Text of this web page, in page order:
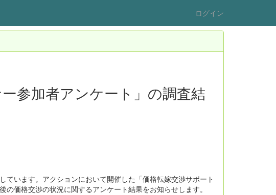
ログイン
参加者アンケート」の調査結
います。アクションにおいて開催した「価格転嫁交渉サポート
価格交渉の状況に関するアンケート結果をお知らせします。